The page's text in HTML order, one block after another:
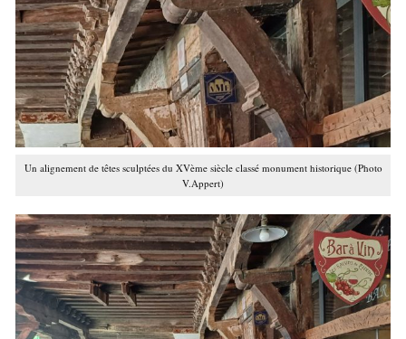
Un alignement de têtes sculptées du XVème siècle classé monument historique (Photo
V.Appert)